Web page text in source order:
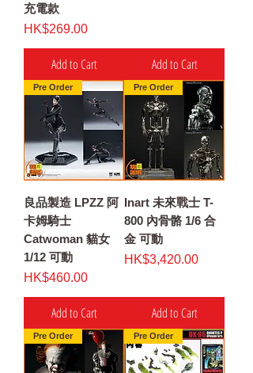
充電款
Price
HK$269.00
Add to Cart Add to Cart
Pre Order
良品製造 LPZZ 阿
卡姆騎士
Catwoman 貓女
1/12 可動
Price
HK$460.00
Add to Cart
Pre Order
Inart 未來戰士 T-
800 內骨骼 1/6 合
金 可動
Price
HK$3,420.00
Add to Cart
Pre Order Pre Order